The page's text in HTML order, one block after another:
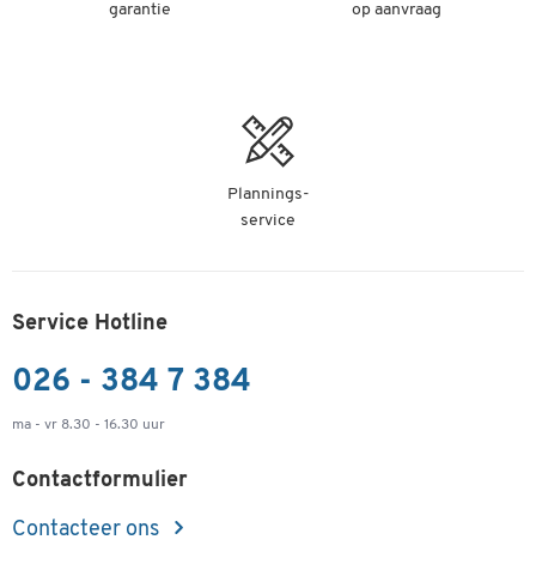
garantie
op aanvraag
Plannings-
service
Service Hotline
026 - 384 7 384
ma - vr 8.30 - 16.30 uur
Contactformulier
Contacteer ons